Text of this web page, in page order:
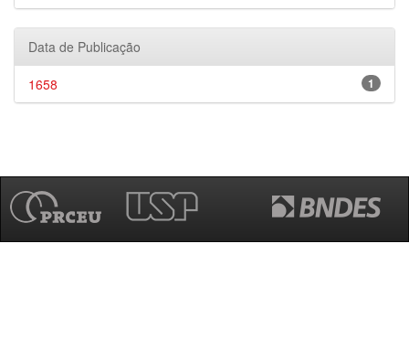
Data de Publicação
1
1658